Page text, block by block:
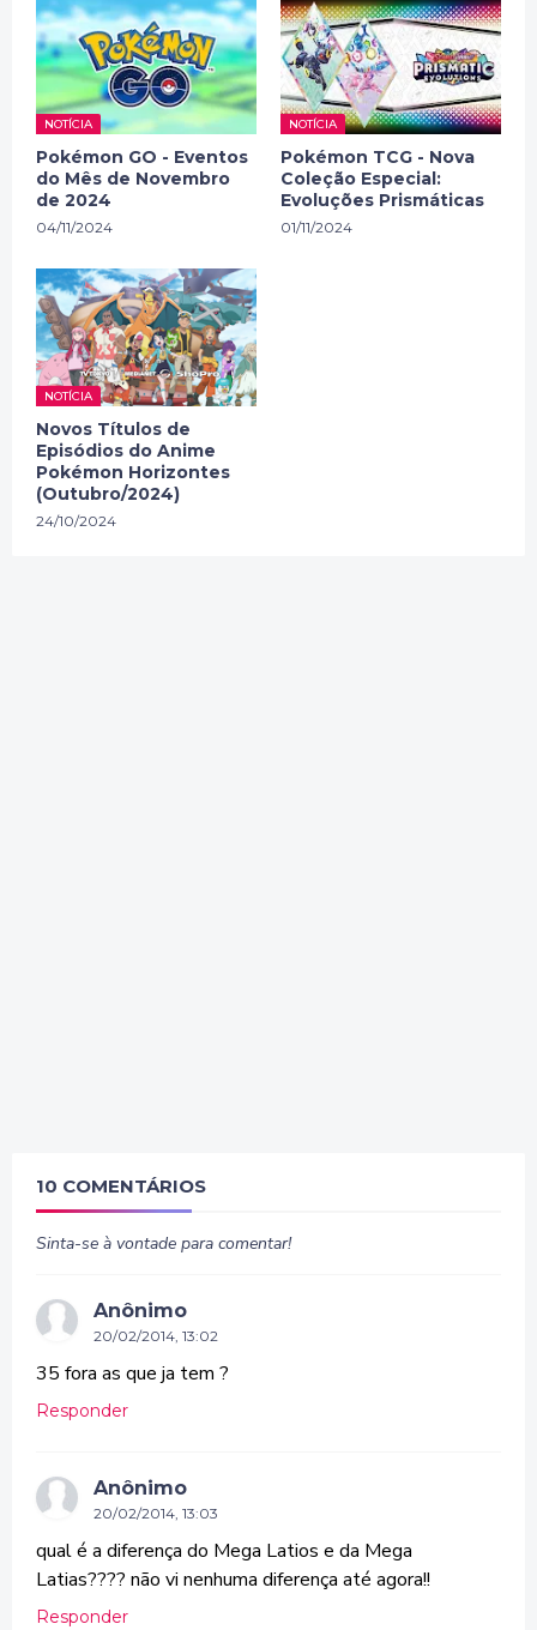
NOTÍCIA
Pokémon GO - Eventos
do Mês de Novembro
de 2024
04/11/2024
NOTÍCIA
Pokémon TCG - Nova
Coleção Especial:
Evoluções Prismáticas
01/11/2024
NOTÍCIA
Novos Títulos de
Episódios do Anime
Pokémon Horizontes
(Outubro/2024)
24/10/2024
10 COMENTÁRIOS
Sinta-se à vontade para comentar!
Anônimo
20/02/2014, 13:02
35 fora as que ja tem ?
Responder
Anônimo
20/02/2014, 13:03
qual é a diferença do Mega Latios e da Mega
Latias???? não vi nenhuma diferença até agora!!
Responder